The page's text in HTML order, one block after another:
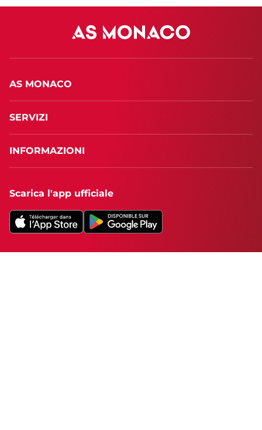
AS MONACO
SERVIZI
INFORMAZIONI
Scarica l'app ufficiale